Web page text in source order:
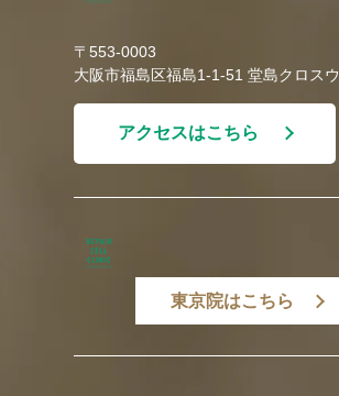
〒553-0003
大阪市福島区福島1-1-51 堂島クロス
アクセスはこちら
東京院はこちら